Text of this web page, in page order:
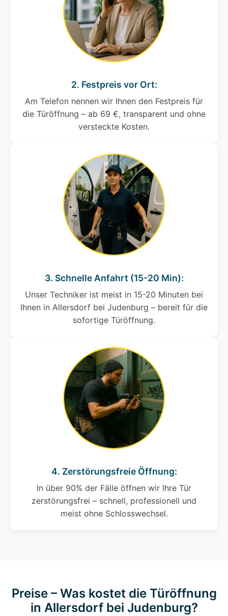
2. Festpreis vor Ort:
Am Telefon nennen wir Ihnen den Festpreis für
die Türöffnung – ab 69 €, transparent und ohne
versteckte Kosten.
3. Schnelle Anfahrt (15-20 Min):
Unser Techniker ist meist in 15-20 Minuten bei
Ihnen in Allersdorf bei Judenburg – bereit für die
sofortige Türöffnung.
4. Zerstörungsfreie Öffnung:
In über 90% der Fälle öffnen wir Ihre Tür
zerstörungsfrei – schnell, professionell und
meist ohne Schlosswechsel.
Preise – Was kostet die Türöffnung
in Allersdorf bei Judenburg?